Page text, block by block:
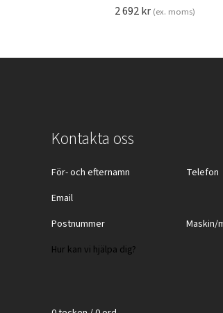
2 692kr (ex. moms)
Kontakta oss